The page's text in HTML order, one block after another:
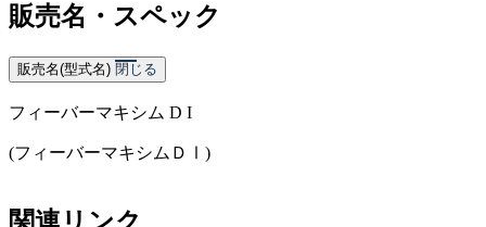
販売名・スペック
販売名(型式名) 閉じる
フィーバーマキシム D I
(フィーバーマキシムＤⅠ)